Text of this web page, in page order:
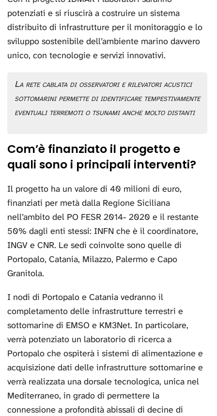
potenziati e si riuscirà a costruire un sistema
distribuito di infrastrutture per il monitoraggio e lo
sviluppo sostenibile dell’ambiente marino davvero
unico, con tecnologie e servizi innovativi.
La rete cablata di osservatori e rilevatori acustici
sottomarini permette di identificare tempestivamente
eventuali terremoti o tsunami anche molto distanti
Com’è finanziato il progetto e
quali sono i principali interventi?
Il progetto ha un valore di 40 milioni di euro,
finanziati per metà dalla Regione Siciliana
nell’ambito del PO FESR 2014- 2020 e il restante
50% dagli enti stessi: INFN che è il coordinatore,
INGV e CNR. Le sedi coinvolte sono quelle di
Portopalo, Catania, Milazzo, Palermo e Capo
Granitola.
I nodi di Portopalo e Catania vedranno il
completamento delle infrastrutture terrestri e
sottomarine di EMSO e KM3Net. In particolare,
verrà potenziato un laboratorio di ricerca a
Portopalo che ospiterà i sistemi di alimentazione e
acquisizione dati delle infrastrutture sottomarine e
verrà realizzata una dorsale tecnologica, unica nel
Mediterraneo, in grado di permettere la
connessione a profondità abissali di decine di